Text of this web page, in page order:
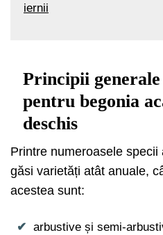
iernii
Principii
pentru begonia
deschis
Printre numeroasele
găsi varietăți atât anuale,
acestea sunt:
arbustive și semi-